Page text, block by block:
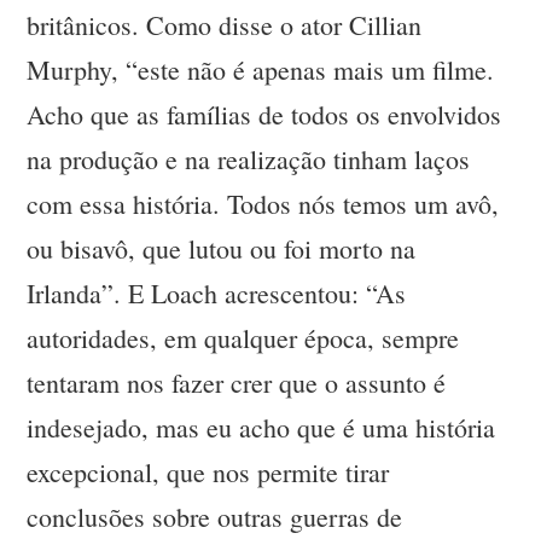
britânicos. Como disse o ator Cillian
Murphy, “este não é apenas mais um filme.
Acho que as famílias de todos os envolvidos
na produção e na realização tinham laços
com essa história. Todos nós temos um avô,
ou bisavô, que lutou ou foi morto na
Irlanda”. E Loach acrescentou: “As
autoridades, em qualquer época, sempre
tentaram nos fazer crer que o assunto é
indesejado, mas eu acho que é uma história
excepcional, que nos permite tirar
conclusões sobre outras guerras de